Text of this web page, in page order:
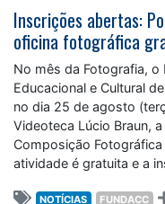
Inscrições abertas:
oficina fotográfica
No mês da Fotografia, o
Educacional e Cultural
no dia 25 de agosto
Videoteca Lúcio Braun,
Composição Fotográfica
atividade é gratuita e a
NOTÍCIAS
FUNDACC